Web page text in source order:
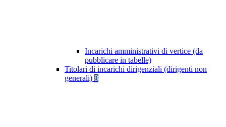
Incarichi amministrativi di vertice (da
pubblicare in tabelle)
Titolari di incarichi dirigenziali (dirigenti non
generali) 8